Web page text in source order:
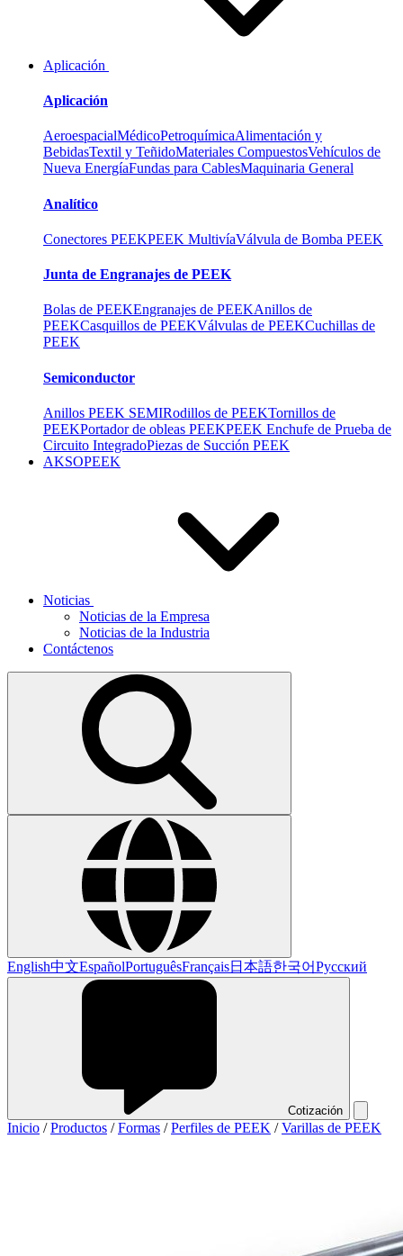
Aplicación
Aplicación
AeroespacialMédicoPetroquímicaAlimentación y
BebidasTextil y TeñidoMateriales CompuestosVehículos de
Nueva EnergíaFundas para CablesMaquinaria General
Analítico
Conectores PEEKPEEK MultivíaVálvula de Bomba PEEK
Junta de Engranajes de PEEK
Bolas de PEEKEngranajes de PEEKAnillos de
PEEKCasquillos de PEEKVálvulas de PEEKCuchillas de
PEEK
Semiconductor
Anillos PEEK SEMIRodillos de PEEKTornillos de
PEEKPortador de obleas PEEKPEEK Enchufe de Prueba de
Circuito IntegradoPiezas de Succión PEEK
AKSOPEEK
Noticias
Noticias de la Empresa
Noticias de la Industria
Contáctenos
English中文EspañolPortuguêsFrançais日本語한국어Русский
Cotización
Inicio /Productos /Formas /Perfiles de PEEK /Varillas de PEEK